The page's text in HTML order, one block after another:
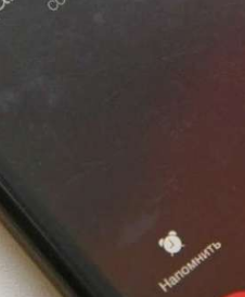
Волгограда стартует
Волго‑Донской
пройдёт
единства народов